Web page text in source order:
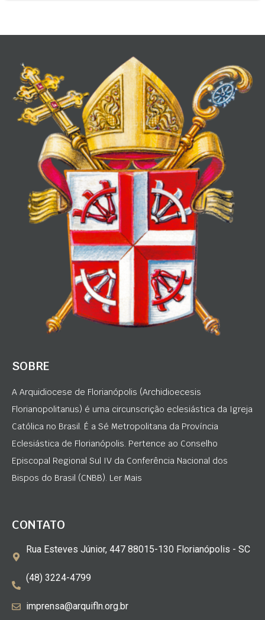
SOBRE
A Arquidiocese de Florianópolis (Archidioecesis
Florianopolitanus) é uma circunscrição eclesiástica da Igreja
Católica no Brasil. É a Sé Metropolitana da Província
Eclesiástica de Florianópolis. Pertence ao Conselho
Episcopal Regional Sul IV da Conferência Nacional dos
Bispos do Brasil (CNBB). Ler Mais
CONTATO
Rua Esteves Júnior, 447 88015-130 Florianópolis - SC
(48) 3224-4799
imprensa@arquifln.org.br